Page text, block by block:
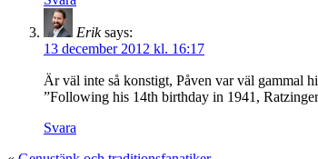
Erik says:
13 december 2012 kl. 16:17
Är väl inte så konstigt, Påven var väl gammal
”Following his 14th birthday in 1941,
Svara